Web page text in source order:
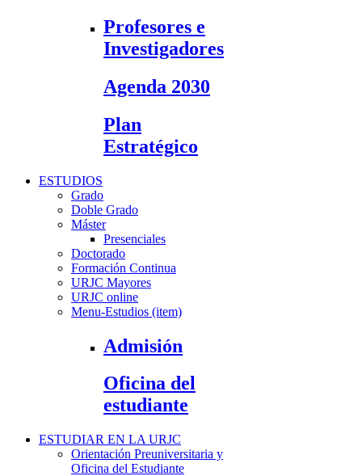
Profesores e
Investigadores
Agenda 2030
Plan
Estratégico
ESTUDIOS
Grado
Doble Grado
Máster
Presenciales
Doctorado
Formación Continua
URJC Mayores
URJC online
Menu-Estudios (item)
Admisión
Oficina del
estudiante
ESTUDIAR EN LA URJC
Orientación Preuniversitaria y
Oficina del Estudiante